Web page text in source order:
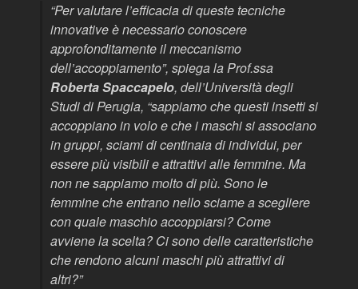
“Per valutare l’efficacia di queste tecniche
innovative è necessario conoscere
approfonditamente il meccanismo
dell’accoppiamento”, spiega la Prof.ssa
Roberta Spaccapelo, dell’Università degli
Studi di Perugia, “sappiamo che questi insetti si
accoppiano in volo e che i maschi si associano
in gruppi, sciami di centinaia di individui, per
essere più visibili e attrattivi alle femmine. Ma
non ne sappiamo molto di più. Sono le
femmine che entrano nello sciame a scegliere
con quale maschio accoppiarsi? Come
avviene la scelta? Ci sono delle caratteristiche
che rendono alcuni maschi più attrattivi di
altri?”